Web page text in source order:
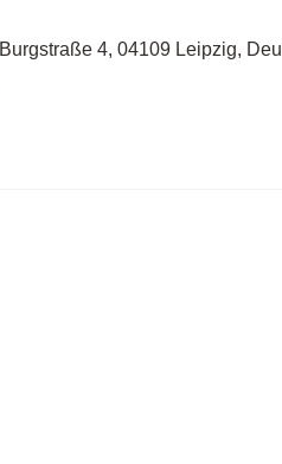
Burgstraße 4, 04109 Leipzig,